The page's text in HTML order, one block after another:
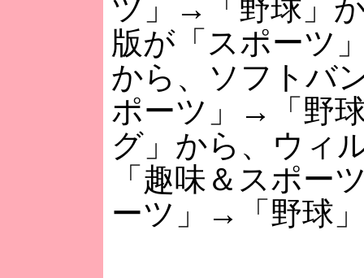
ツ」→「野球」
版が「スポーツ
から、ソフトバ
ポーツ」→「野
グ」から、ウィ
「趣味＆スポー
ーツ」→「野球